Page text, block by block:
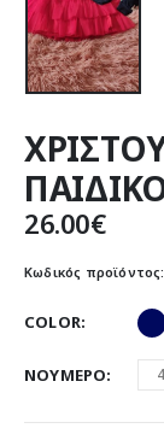
26.00€
Κωδικός προϊόντος:
COLOR
ΝΟΥΜΕΡΟ 4